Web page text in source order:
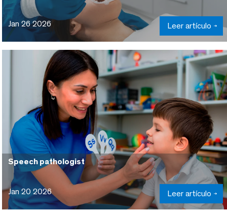
Jan 26 2026 Leer artículo
Speech pathologist
Jan 20 2026 Leer artículo